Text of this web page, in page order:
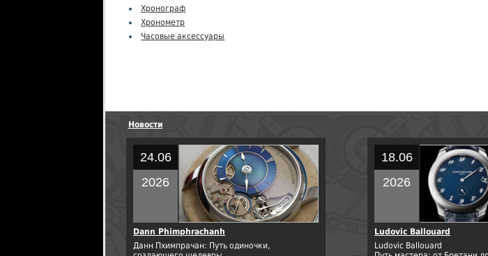
Хронограф
Хронометр
Часовые аксессуары
Новости
24.06
2026
Dann Phimphrachanh
Данн Пхимпрачан: Путь одиночки,
18.06
2026
Ludovic Ballouard
Ludovic Ballouard